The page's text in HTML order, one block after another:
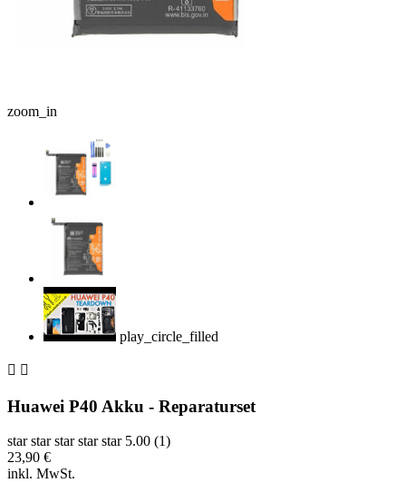
zoom_in
play_circle_filled
 
Huawei P40 Akku - Reparaturset
star star star star star 5.00 (1)
23,90 €
inkl. MwSt.